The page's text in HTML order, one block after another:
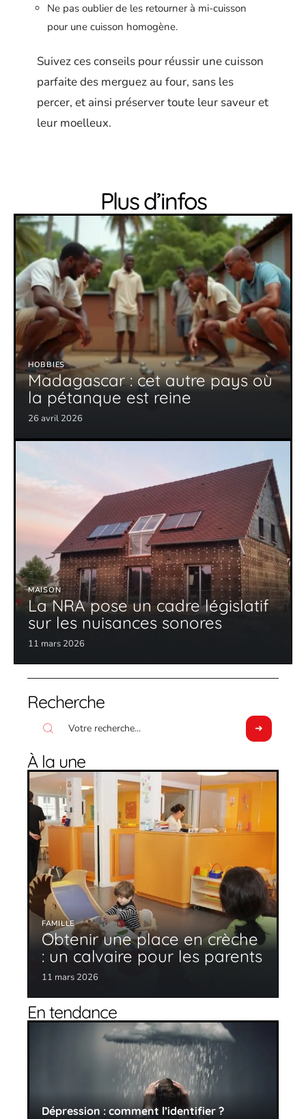
Ne pas oublier de les retourner à mi-cuisson
pour une cuisson homogène.
Suivez ces conseils pour réussir une cuisson
parfaite des merguez au four, sans les
percer, et ainsi préserver toute leur saveur et
leur moelleux.
Plus d’infos
HOBBIES
Madagascar : cet autre pays où
la pétanque est reine
26 avril 2026
MAISON
La NRA pose un cadre législatif
sur les nuisances sonores
11 mars 2026
Recherche
À la une
FAMILLE
Obtenir une place en crèche
: un calvaire pour les parents
11 mars 2026
En tendance
Dépression : comment l’identifier ?